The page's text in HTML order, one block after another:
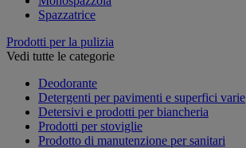
Spazzatrice
Prodotti per la pulizia
Vedi tutte le categorie
Deodorante
Detergenti per pavimenti e superfici varie
Detersivi e prodotti per biancheria
Prodotti per stoviglie
Prodotto di manutenzione per sanitari